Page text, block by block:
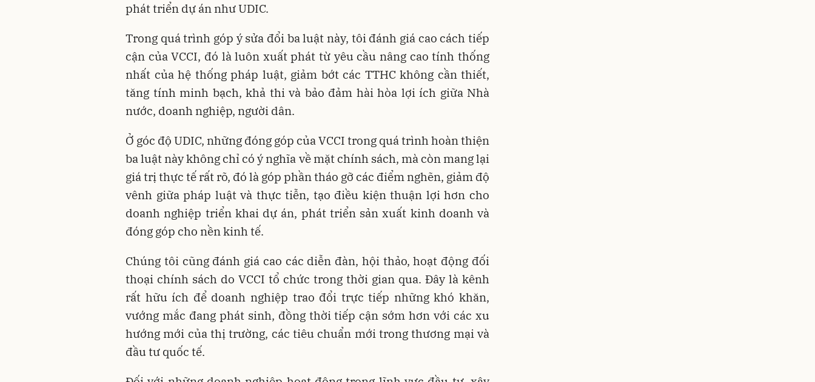
phát triển dự án như UDIC.
Trong quá trình góp ý sửa đổi ba luật này, tôi đánh giá cao cách tiếp
cận của VCCI, đó là luôn xuất phát từ yêu cầu nâng cao tính thống
nhất của hệ thống pháp luật, giảm bớt các TTHC không cần thiết,
tăng tính minh bạch, khả thi và bảo đảm hài hòa lợi ích giữa Nhà
nước, doanh nghiệp, người dân.
Ở góc độ UDIC, những đóng góp của VCCI trong quá trình hoàn thiện
ba luật này không chỉ có ý nghĩa về mặt chính sách, mà còn mang lại
giá trị thực tế rất rõ, đó là góp phần tháo gỡ các điểm nghẽn, giảm độ
vênh giữa pháp luật và thực tiễn, tạo điều kiện thuận lợi hơn cho
doanh nghiệp triển khai dự án, phát triển sản xuất kinh doanh và
đóng góp cho nền kinh tế.
Chúng tôi cũng đánh giá cao các diễn đàn, hội thảo, hoạt động đối
thoại chính sách do VCCI tổ chức trong thời gian qua. Đây là kênh
rất hữu ích để doanh nghiệp trao đổi trực tiếp những khó khăn,
vướng mắc đang phát sinh, đồng thời tiếp cận sớm hơn với các xu
hướng mới của thị trường, các tiêu chuẩn mới trong thương mại và
đầu tư quốc tế.